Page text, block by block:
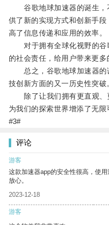
谷歌地球加速器的诞生，
供了新的实现方式和创新手
高了信息传递和应用的效率。
对于拥有全球化视野的谷
的社会责任，给用户带来更多
总之，谷歌地球加速器的
技创新方面的又一历史性突破
除了让我们拥有更直观、
为我们的探索世界增添了无限
#3#
评论
游客
这款加速器app的安全性很高，使
放心。
2023-12-18
游客